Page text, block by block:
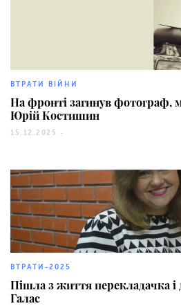
ВТРАТИ ВІЙНИ
На фронті загинув фотограф,
Юрій Костишин
15.12.2025 -
ВТРАТИ-2025
Пішла з життя перекладачка
Галас